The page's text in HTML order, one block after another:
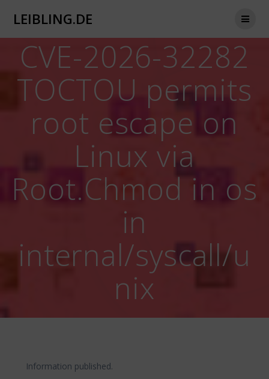
LEIBLING.DE
CVE-2026-32282
TOCTOU permits
root escape on
Linux via
Root.Chmod in os
in
internal/syscall/u
nix
Information published.